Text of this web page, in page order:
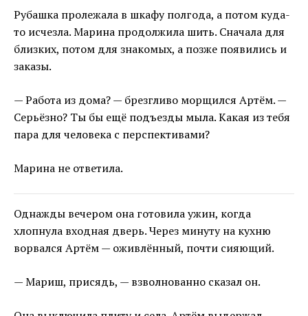
Рубашка пролежала в шкафу полгода, а потом куда-
то исчезла. Марина продолжила шить. Сначала для
близких, потом для знакомых, а позже появились и
заказы.
— Работа из дома? — брезгливо морщился Артём. —
Серьёзно? Ты бы ещё подъезды мыла. Какая из тебя
пара для человека с перспективами?
Марина не ответила.
Однажды вечером она готовила ужин, когда
хлопнула входная дверь. Через минуту на кухню
ворвался Артём — оживлённый, почти сияющий.
— Мариш, присядь, — взволнованно сказал он.